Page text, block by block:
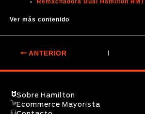
Remachadora Dual Hamilton RMT
Ver más contenido
ANTERIOR
Sobre Hamilton
Ecommerce Mayorista